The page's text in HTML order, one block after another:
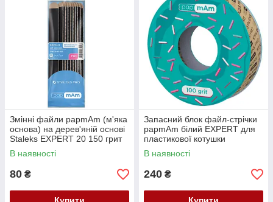
Змінні файли papmAm (м'яка
основа) на дерев'яній основі
Staleks EXPERT 20 150 грит
(10 шт) (DWCE-20-150)
В наявності
80 ₴
Запасний блок файл-стрічки
papmAm білий EXPERT для
пластикової котушки
STALEKS PRO 100 грит
(ATSC-100w)
В наявності
240 ₴